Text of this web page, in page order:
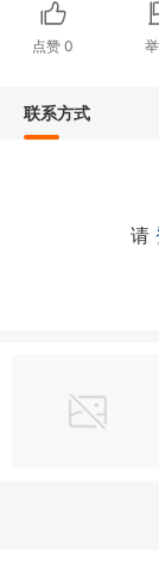
点赞0
联系方式
请